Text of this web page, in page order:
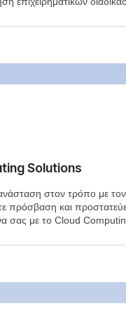
Solutions
στον τρόπο με
πρόσβαση και
σας με το Cloud